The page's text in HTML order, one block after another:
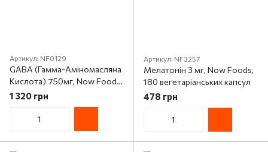
Артикул: NF0129
GABA (Гамма-Аміномасляна
Кислота) 750мг, Now Foods,
200 капсул
1 320 грн
Артикул: NF3257
Мелатонін 3 мг, Now Foods,
180 вегетаріанських капсул
478 грн